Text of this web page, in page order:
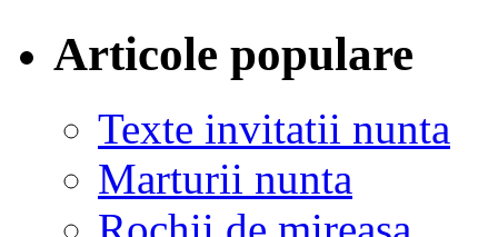
Articole populare
Texte invitatii nunta
Marturii nunta